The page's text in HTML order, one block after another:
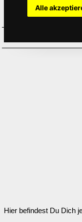
Alle
Hier befindest Du Dich